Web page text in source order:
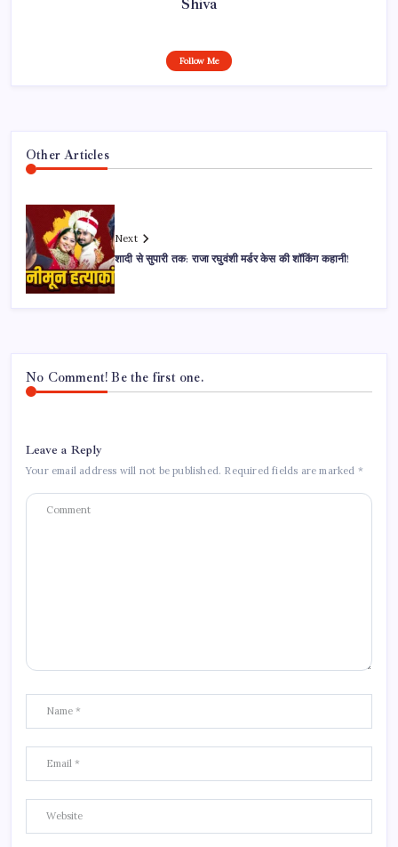
Follow Me
Other Articles
Next
शादी से सुपारी तक: राजा रघुवंशी मर्डर केस की शॉकिंग कहानी!
No Comment! Be the first one.
Leave a Reply
Your email address will not be published. Required fields are marked *